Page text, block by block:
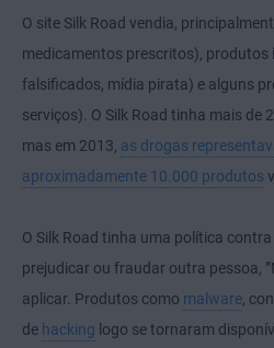
O site Silk Road vendia,
medicamentos prescritos), produtos
falsificados, mídia pirata) e alguns
serviços). O Silk Road tinha mais de
mas em 2013, as drogas
aproximadamente 10.000 produtos
O Silk Road tinha uma política
prejudicar ou fraudar outra pessoa,
aplicar. Produtos como malware,
de hacking logo se tornaram